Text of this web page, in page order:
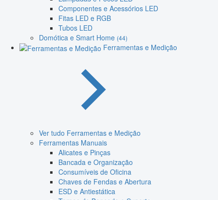
Componentes e Acessórios LED
Fitas LED e RGB
Tubos LED
Domótica e Smart Home (44)
Ferramentas e Medição
Ver tudo Ferramentas e Medição
Ferramentas Manuais
Alicates e Pinças
Bancada e Organização
Consumíveis de Oficina
Chaves de Fendas e Abertura
ESD e Antiestática